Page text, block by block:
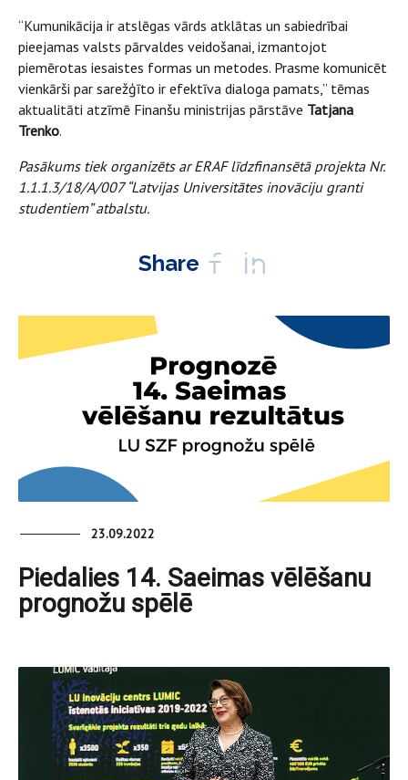
“Kumunikācija ir atslēgas vārds atklātas un sabiedrībai
pieejamas valsts pārvaldes veidošanai, izmantojot
piemērotas iesaistes formas un metodes. Prasme komunicēt
vienkārši par sarežģīto ir efektīva dialoga pamats,” tēmas
aktualitāti atzīmē Finanšu ministrijas pārstāve Tatjana
Trenko.
Pasākums tiek organizēts ar ERAF līdzfinansētā projekta Nr.
1.1.1.3/18/A/007 “Latvijas Universitātes inovāciju granti
studentiem” atbalstu.
Share
23.09.2022
Piedalies 14. Saeimas vēlēšanu
prognožu spēlē